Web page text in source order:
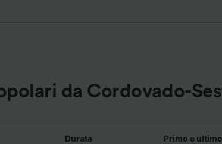
da Cordovado-
Durata Primo e